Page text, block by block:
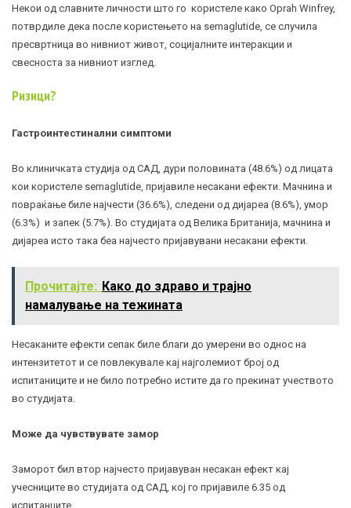
Некои од славните личности што го користеле како Oprah Winfrey,
потврдиле дека после користењето на semaglutide, се случила
пресвртница во нивниот живот, социјалните интеракции и
свесноста за нивниот изглед.
Ризици?
Гастроинтестинални симптоми
Во клиничката студија од САД, дури половината (48.6%) од лицата
кои користеле semaglutide, пријавиле несакани ефекти. Мачнина и
повраќање биле најчести (36.6%), следени од дијареа (8.6%), умор
(6.3%) и запек (5.7%). Во студијата од Велика Британија, мачнина и
дијареа исто така беа најчесто пријавувани несакани ефекти.
Прочитајте: Како до здраво и трајно
намалување на тежината
Несаканите ефекти сепак биле благи до умерени во однос на
интензитетот и се повлекувале кај најголемиот број од
испитаниците и не било потребно истите да го прекинат учеството
во студијата.
Може да чувствувате замор
Заморот бил втор најчесто пријавуван несакан ефект кај
учесниците во студијата од САД, кој го пријавиле 6.35 од
испитанците.